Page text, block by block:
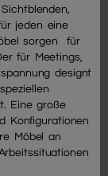
jeden eine
sorgen für
für Meetings,
designt
Eine große
Konfigurationen
Möbel an